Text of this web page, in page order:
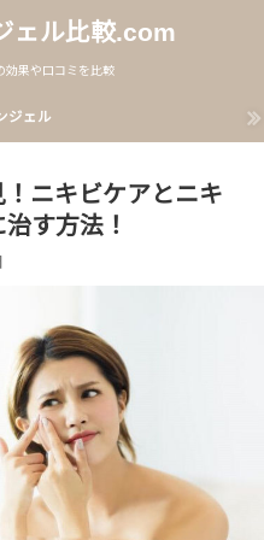
ェル比較.com
効果や口コミを比較
ジェル
ニキビケアとニキ
す方法！